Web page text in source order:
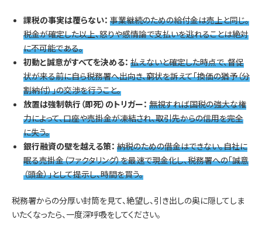
課税の事実は覆らない： 事業継続のための給付金は売上と同じ。
税金が確定した以上、怒りや感情論で支払いを逃れることは絶対
に不可能である。
初動と誠意がすべてを決める： 払えないと確定した時点で、督促
状が来る前に自ら税務署へ出向き、窮状を訴えて「換価の猶予（分
割納付）」の交渉を行うこと。
放置は強制執行（即死）のトリガー： 無視すれば国税の強大な権
力によって、口座や売掛金が凍結され、取引先からの信用を完全
に失う。
銀行融資の壁を越える策： 納税のための借金はできない。自社に
眠る売掛金（ファクタリング）を最速で現金化し、税務署への「誠意
（頭金）」として提示し、時間を買う。
税務署からの分厚い封筒を見て、絶望し、引き出しの奥に隠してしま
いたくなったら、一度深呼吸をしてください。